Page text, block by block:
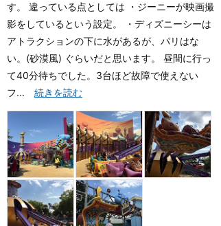
す。 違っている点としては ・ジーニーが映画撮
影をしているという設定。 ・ディズニーシーは
アトラクションの下に水があるが、パリはな
い。(砂漠風) ぐらいだと思います。 昼間に行っ
て40分待ちでした。3台ほど故障で使えない
フ... 続きを読む